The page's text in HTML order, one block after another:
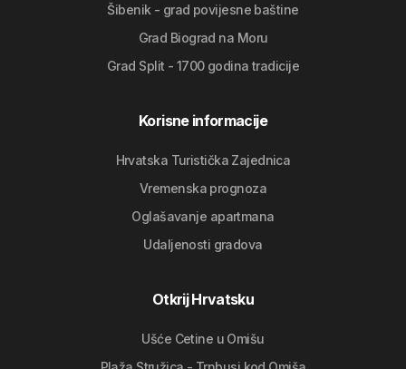
Šibenik - grad povijesne baštine
Grad Biograd na Moru
Grad Split - 1700 godina tradicije
Korisne informacije
Hrvatska Turistička Zajednica
Vremenska prognoza
Oglašavanje apartmana
Udaljenosti gradova
Otkrij Hrvatsku
Ušće Cetine u Omišu